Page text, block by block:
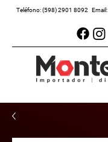
Teléfono:(598) 2901 8092 Email: